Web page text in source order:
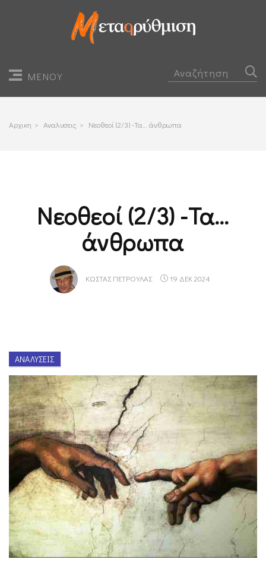
ΜΕΝΟΥ
Αρχικη > Αναλυσεις > Νεοθεοί (2/3) -Τα… άνθρωπα
Νεοθεοί (2/3) -Τα…
άνθρωπα
ΚΏΣΤΑΣ ΠΕΤΡΟΥΛΆΣ 19 ΔΕΚ 2024
ΑΝΑΛΎΣΕΙΣ